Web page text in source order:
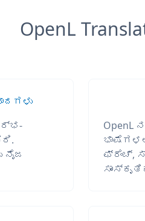
OpenL
ನೈಜ
OpenL
ಫ್ರೆಂಚ್,